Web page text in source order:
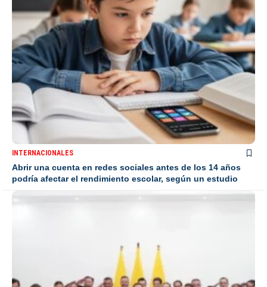
INTERNACIONALES
Abrir una cuenta en redes sociales antes de los 14 años
podría afectar el rendimiento escolar, según un estudio